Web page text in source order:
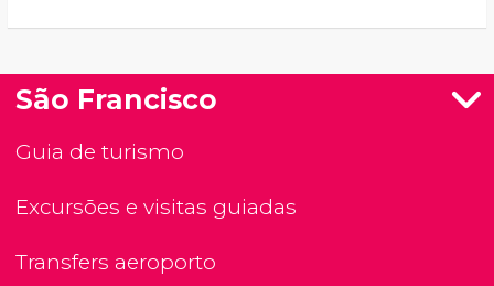
São Francisco
Guia de turismo
Excursões e visitas guiadas
Transfers aeroporto